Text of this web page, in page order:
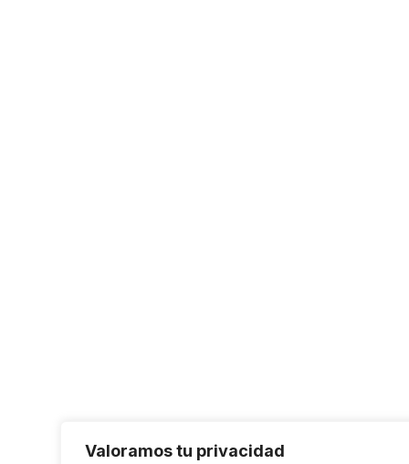
Valoramos tu privacidad